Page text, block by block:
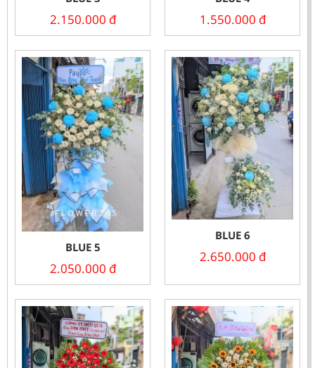
2.150.000 đ 1.550.000 đ
BLUE 5
2.050.000 đ
BLUE 6
2.650.000 đ